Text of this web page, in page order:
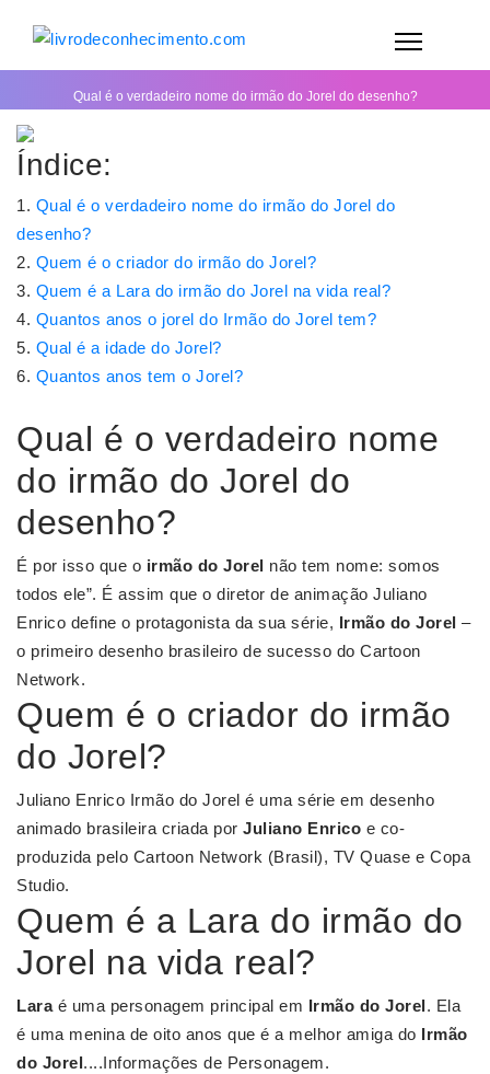
Qual é o verdadeiro nome do irmão do Jorel do desenho?
Índice:
Qual é o verdadeiro nome do irmão do Jorel do
desenho?
Quem é o criador do irmão do Jorel?
Quem é a Lara do irmão do Jorel na vida real?
Quantos anos o jorel do Irmão do Jorel tem?
Qual é a idade do Jorel?
Quantos anos tem o Jorel?
Qual é o verdadeiro nome
do irmão do Jorel do
desenho?
É por isso que o irmão do Jorel não tem nome: somos
todos ele”. É assim que o diretor de animação Juliano
Enrico define o protagonista da sua série, Irmão do Jorel –
o primeiro desenho brasileiro de sucesso do Cartoon
Network.
Quem é o criador do irmão
do Jorel?
Juliano Enrico Irmão do Jorel é uma série em desenho
animado brasileira criada por Juliano Enrico e co-
produzida pelo Cartoon Network (Brasil), TV Quase e Copa
Studio.
Quem é a Lara do irmão do
Jorel na vida real?
Lara​​ é uma personagem principal em Irmão do Jorel. Ela
é uma menina de oito anos que é a melhor amiga do Irmão
do Jorel....Informações de Personagem.